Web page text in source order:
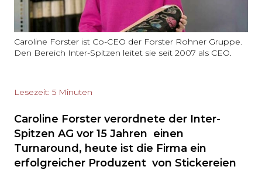
Caroline Forster ist Co-CEO der Forster Rohner Gruppe.
Den Bereich Inter-Spitzen leitet sie seit 2007 als CEO.
Lesezeit: 5 Minuten
Caroline Forster verordnete der Inter-
Spitzen AG vor 15 Jahren einen
Turnaround, heute ist die Firma ein
erfolgreicher Produzent von Stickereien